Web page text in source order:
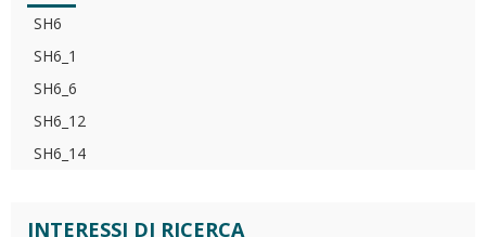
SH6
SH6_1
SH6_6
SH6_12
SH6_14
INTERESSI DI RICERCA